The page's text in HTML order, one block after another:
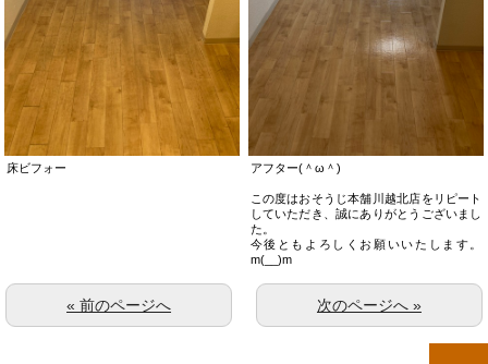
床ビフォー アフター(＾ω＾)
この度はおそうじ本舗川越北店をリピート
していただき、誠にありがとうございまし
た。
今後ともよろしくお願いいたします。
m(__)m
次のページへ »
« 前のページへ